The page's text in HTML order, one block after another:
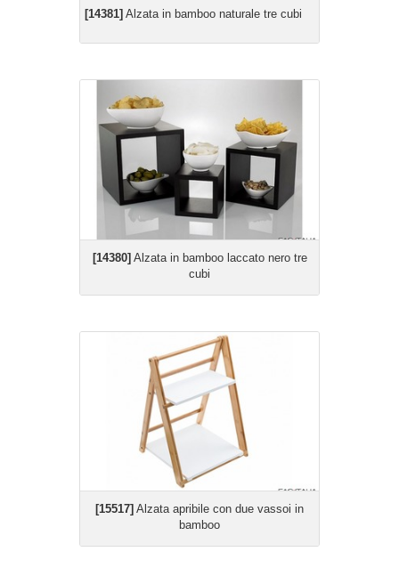
[14381] Alzata in bamboo naturale tre cubi
[14380]Alzata in bamboo laccato nero tre
cubi
[15517] Alzata apribile con due vassoi in
bamboo